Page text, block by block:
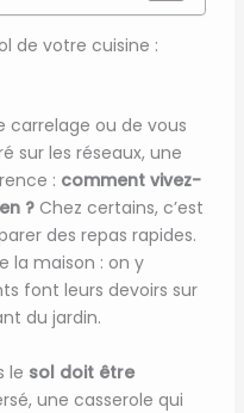
de votre cuisine :
carrelage ou de vous
sur les réseaux, une
: comment vivez-
?Chez certains, c’est
des repas rapides.
la maison : on y
font leurs devoirs sur
du jardin.
le sol doit être
une casserole qui